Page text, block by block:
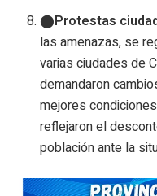
Protestas
las amenazas, se
varias ciudades de
demandaron
mejores
reflejaron el
población ante la